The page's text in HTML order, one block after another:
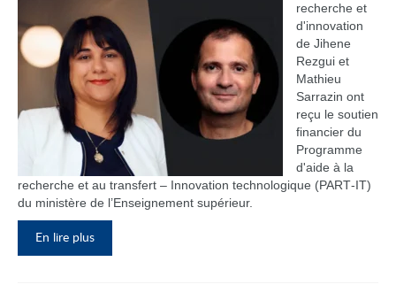
recherche et
d'innovation
de Jihene
Rezgui et
Mathieu
Sarrazin ont
reçu le soutien
financier du
Programme
d'aide à la
recherche et au transfert – Innovation technologique (PART‑IT)
du ministère de l’Enseignement supérieur.
En lire plus